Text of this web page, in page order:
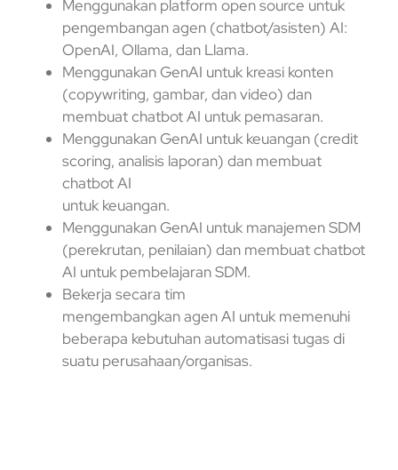
Menggunakan platform open source untuk
pengembangan agen (chatbot/asisten) AI:
OpenAI, Ollama, dan Llama.
Menggunakan GenAI untuk kreasi konten
(copywriting, gambar, dan video) dan
membuat chatbot AI untuk pemasaran.
Menggunakan GenAI untuk keuangan (credit
scoring, analisis laporan) dan membuat
chatbot AI
untuk keuangan.
Menggunakan GenAI untuk manajemen SDM
(perekrutan, penilaian) dan membuat chatbot
AI untuk pembelajaran SDM.
Bekerja secara tim
mengembangkan agen AI untuk memenuhi
beberapa kebutuhan automatisasi tugas di
suatu perusahaan/organisas.